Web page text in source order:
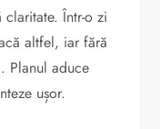
Într-o zi
altfel, iar fără
Planul aduce
ușor.